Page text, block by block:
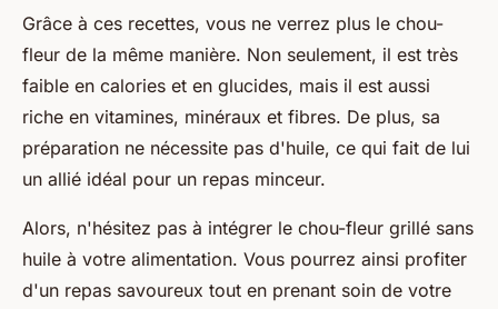
Grâce à ces recettes, vous ne verrez plus le chou-
fleur de la même manière. Non seulement, il est très
faible en calories et en glucides, mais il est aussi
riche en vitamines, minéraux et fibres. De plus, sa
préparation ne nécessite pas d'huile, ce qui fait de lui
un allié idéal pour un repas minceur.
Alors, n'hésitez pas à intégrer le chou-fleur grillé sans
huile à votre alimentation. Vous pourrez ainsi profiter
d'un repas savoureux tout en prenant soin de votre